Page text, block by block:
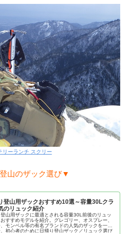
リーランチ スクリー
山のザック選び▼
登山用ザックおすすめ10選～容量30Lクラ
のリュック紹介
山用ザックに最適とされる容量30L前後のリュッ
すすめモデルを紹介。グレゴリー、オスプレー、
、モンベル等の有名ブランドの人気のザックを一挙
初心者のために日帰り登山ザック／リュック選び